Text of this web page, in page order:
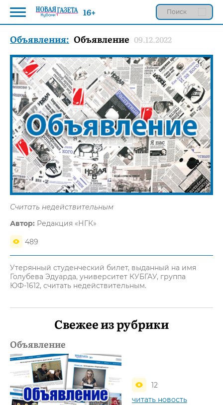
Объявления: Объявление 09.12.2022
Считать недействительным
Автор: Редакция «НГК»
489
Утерянный студенческий билет, выданный на имя
Голубева Эдуарда, университет КУБГАУ, группа
ЮФ-1612, считать недействительным.
Свежее из рубрики
Объявление
12
читать новость
16+